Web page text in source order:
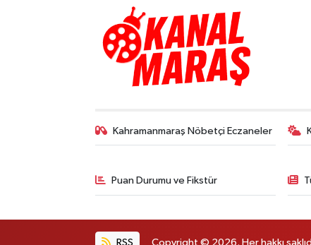
Kahramanmaraş Nöbetçi Eczaneler
Puan Durumu ve Fikstür
RSS Copyright © 2026. Her hakkı